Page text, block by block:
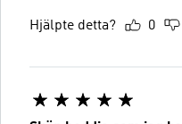
Hjälpte detta? 0